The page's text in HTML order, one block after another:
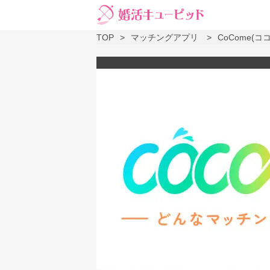
TOP マッチングアプリ CoCome(コ